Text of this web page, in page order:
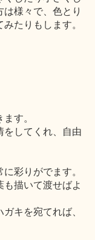
様々で、色とり
たりもします。
す。
をしてくれ、自由
彩りがでます。
描いて渡せばよ
キを宛てれば、